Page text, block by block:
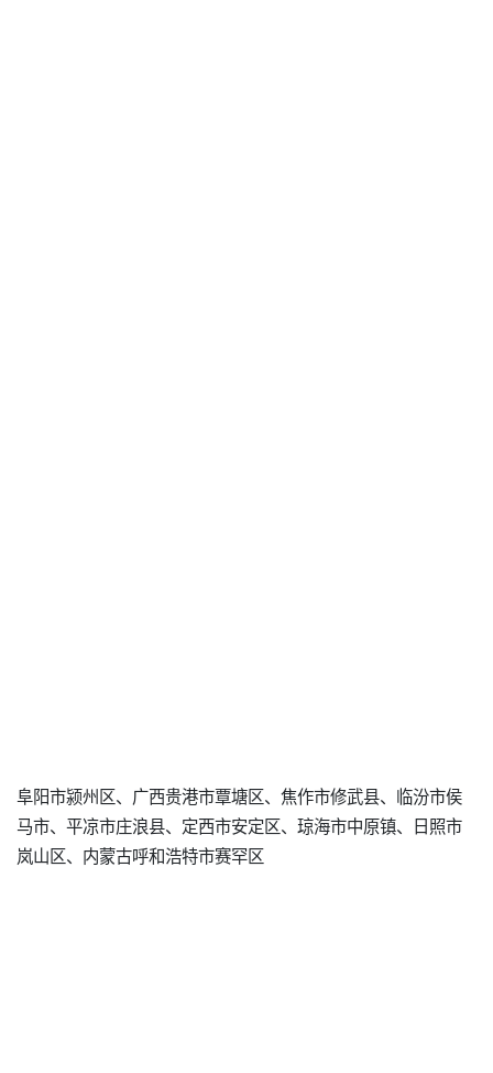
阜阳市颍州区、广西贵港市覃塘区、焦作市修武县、临汾市侯
马市、平凉市庄浪县、定西市安定区、琼海市中原镇、日照市
岚山区、内蒙古呼和浩特市赛罕区